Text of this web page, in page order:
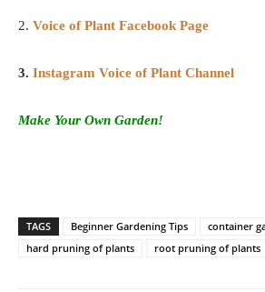
2. Voice of Plant Facebook Page
3. Instagram Voice of Plant Channel
Make Your Own Garden!
TAGS Beginner Gardening Tips
container
hard pruning of plants
root pruning of plants